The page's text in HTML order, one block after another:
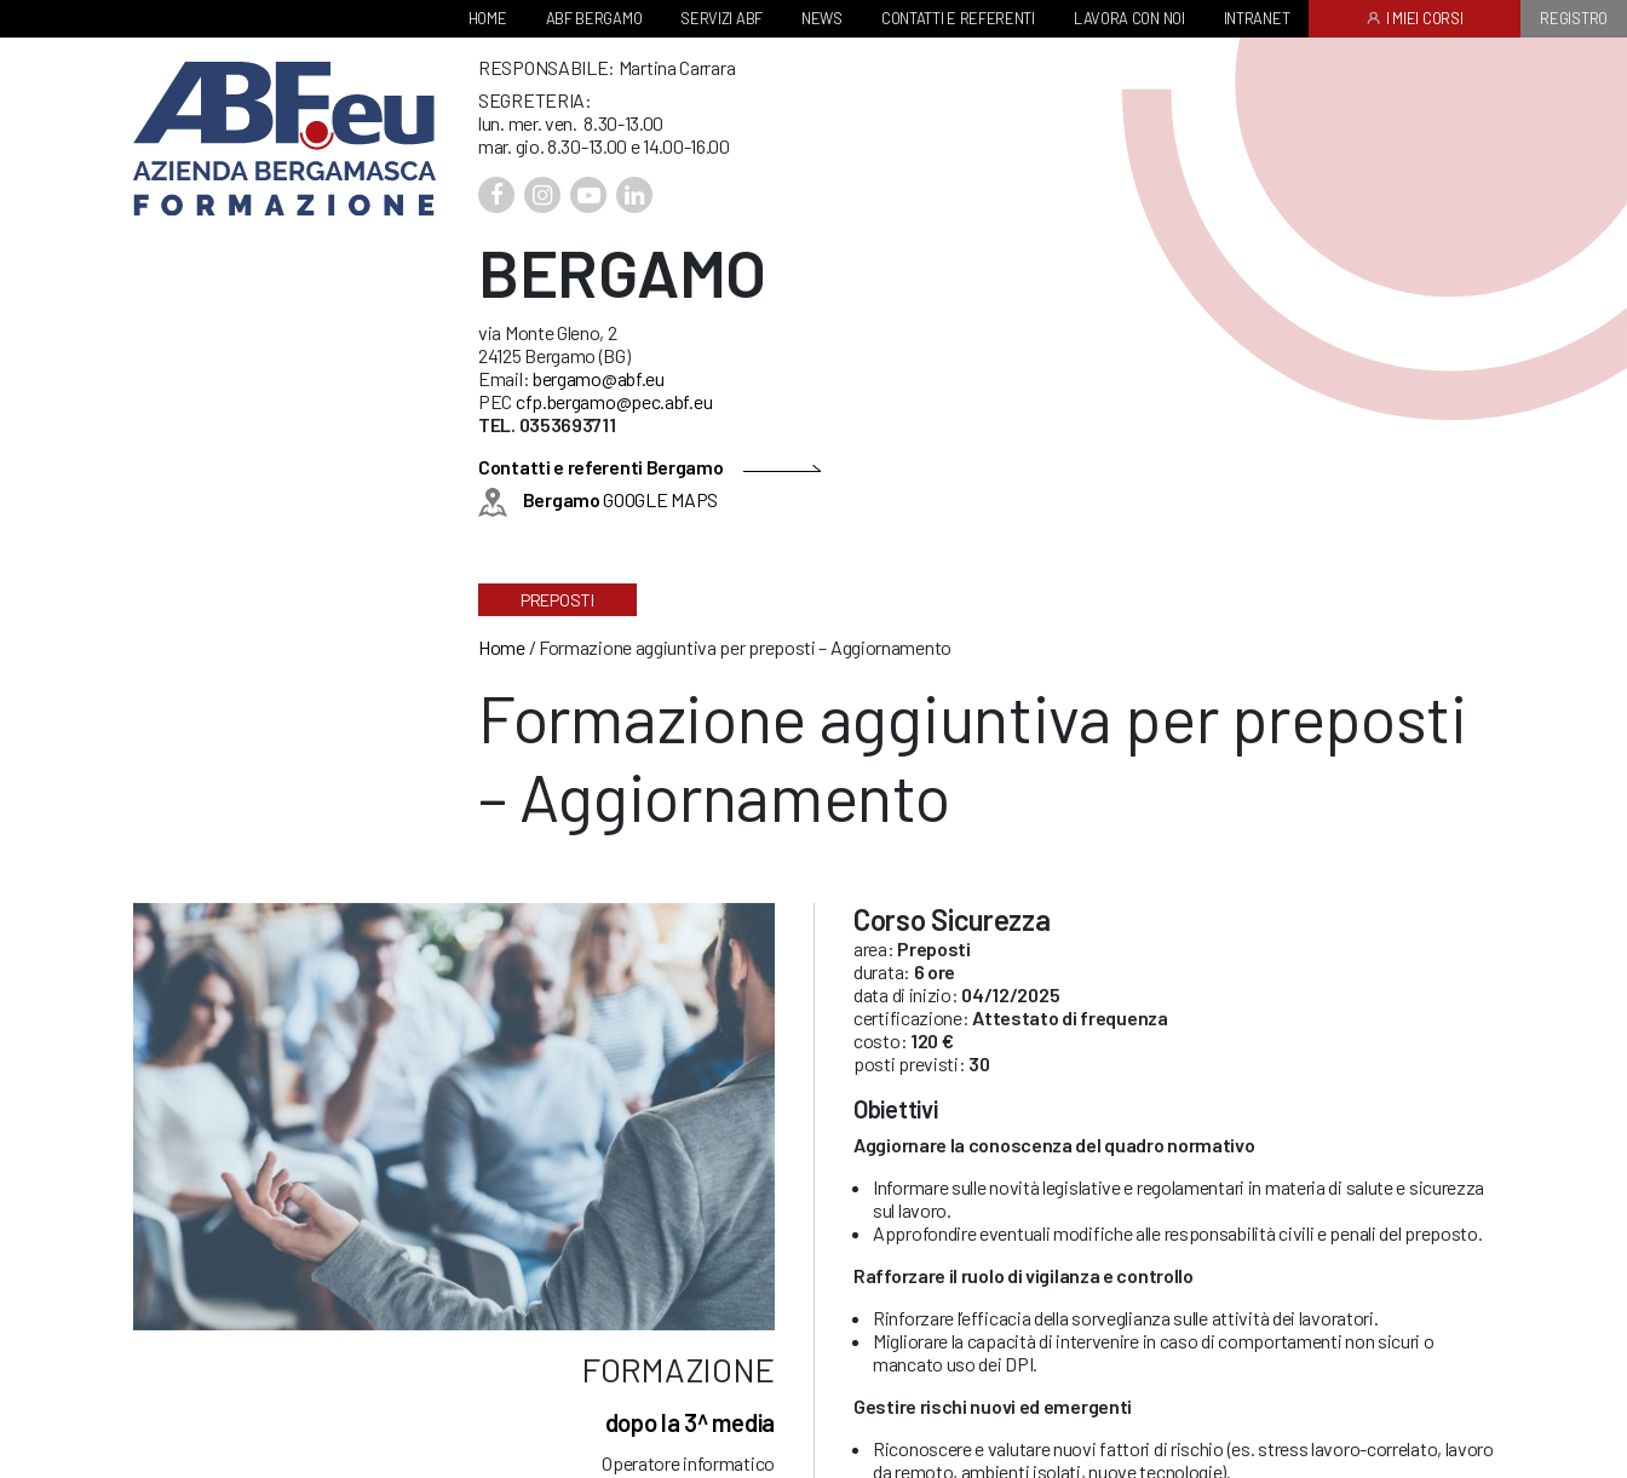
HOME ABF BERGAMO SERVIZI ABF NEWS CONTATTI E REFERENTI LAVORA CON NOI INTRANET I MIEI CORSI REGISTRO
RESPONSABILE: Martina Carrara
SEGRETERIA:
lun. mer. ven. 8.30-13.00
mar. gio. 8.30-13.00 e 14.00-16.00
BERGAMO
via Monte Gleno, 2
24125 Bergamo (BG)
Email: bergamo@abf.eu
PEC cfp.bergamo@pec.abf.eu
TEL. 0353693711
Contatti e referenti Bergamo
BergamoGOOGLE MAPS
PREPOSTI
Home/ Formazione aggiuntiva per preposti – Aggiornamento
Formazione aggiuntiva per preposti
– Aggiornamento
FORMAZIONE
dopo la 3^ media
Operatore informatico
Corso Sicurezza
area: Preposti
durata: 6 ore
data di inizio: 04/12/2025
certificazione: Attestato di frequenza
costo: 120 €
posti previsti: 30
Obiettivi
Aggiornare la conoscenza del quadro normativo
Informare sulle novità legislative e regolamentari in materia di salute e sicurezza
sul lavoro.
Approfondire eventuali modifiche alle responsabilità civili e penali del preposto.
Rafforzare il ruolo di vigilanza e controllo
Rinforzare l’efficacia della sorveglianza sulle attività dei lavoratori.
Migliorare la capacità di intervenire in caso di comportamenti non sicuri o
mancato uso dei DPI.
Gestire rischi nuovi ed emergenti
Riconoscere e valutare nuovi fattori di rischio (es. stress lavoro-correlato, lavoro
da remoto, ambienti isolati, nuove tecnologie).